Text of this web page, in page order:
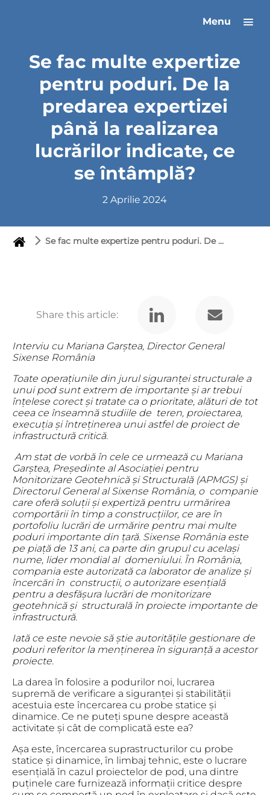
Menu
Se fac multe expertize
pentru poduri. De la
predarea expertizei
până la realizarea
lucrărilor indicate, ce
se întâmplă?
2 Aprilie 2024
Se fac multe expertize pentru poduri. De la predarea expertizei până la realizarea lucrărilor indicate, ce se întâmplă?
Share this article:
Interviu cu Mariana Garștea, Director General
Sixense România
Toate operațiunile din jurul siguranței structurale a
unui pod sunt extrem de importante și ar trebui
înțelese corect și tratate ca o prioritate, alături de tot
ceea ce înseamnă studiile de teren, proiectarea,
execuția și întreținerea unui astfel de proiect de
infrastructură critică.
Am stat de vorbă în cele ce urmează cu Mariana
Garștea, Președinte al Asociației pentru
Monitorizare Geotehnică și Structurală (APMGS) și
Directorul General al Sixense România, o companie
care oferă soluții și expertiză pentru urmărirea
comportării în timp a construcțiilor, ce are în
portofoliu lucrări de urmărire pentru mai multe
poduri importante din țară. Sixense România este
pe piață de 13 ani, ca parte din grupul cu același
nume, lider mondial al domeniului. În România,
compania este autorizată ca laborator de analize și
încercări în construcții, o autorizare esențială
pentru a desfășura lucrări de monitorizare
geotehnică și structurală în proiecte importante de
infrastructură.
Iată ce este nevoie să știe autoritățile gestionare de
poduri referitor la menținerea în siguranță a acestor
proiecte.
La darea în folosire a podurilor noi, lucrarea
supremă de verificare a siguranței și stabilității
acestuia este încercarea cu probe statice și
dinamice. Ce ne puteți spune despre această
activitate și cât de complicată este ea?
Așa este, încercarea suprastructurilor cu probe
statice și dinamice, în limbaj tehnic, este o lucrare
esențială în cazul proiectelor de pod, una dintre
puținele care furnizează informații critice despre